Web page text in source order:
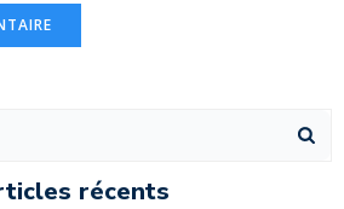
récents